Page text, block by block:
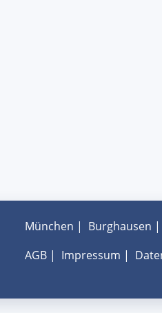
München | Burghausen |
AGB| Impressum |